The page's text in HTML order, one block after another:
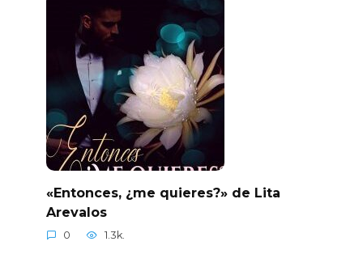
«Entonces, ¿me quieres?» de Lita
Arevalos
0 1.3k.